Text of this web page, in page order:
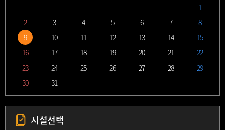
1
2
3 4 5 6 7
8
9
10 11 12 13 14
15
16
17 18 19 20 21
22
23
24 25 26 27 28
29
30
31
시설선택